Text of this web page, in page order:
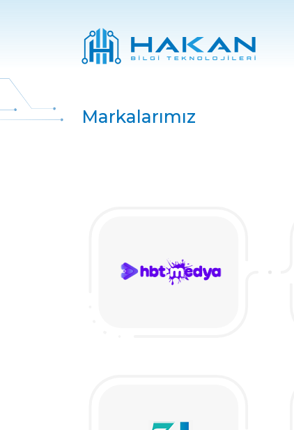
Markalarımız